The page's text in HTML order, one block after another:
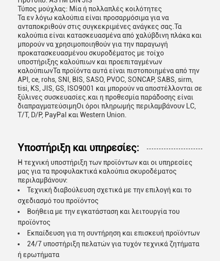
Τύπος μούχλας: Μία ή πολλαπλές κοιλότητες
Τα εν λόγω καλούπια είναι προσαρμόσιμα για να
ανταποκριθούν στις συγκεκριμένες ανάγκες σας.Τα
καλούπια είναι κατασκευασμένα από χαλύβδινη πλάκα και
μπορούν να χρησιμοποιηθούν για την παραγωγή
προκατασκευασμένου σκυροδέματος με τοίχο
υποστήριξης καλούπιων και προεπιταγμένων
καλούπιωνΤα προϊόντα αυτά είναι πιστοποιημένα από την
API, ce, rohs, SNI, BIS, SASO, PVOC, SONCAP, SABS, sirm,
tisi, KS, JIS, GS, ISO9001 και μπορούν να αποστέλλονται σε
ξύλινες συσκευασίες.και η προθεσμία παράδοσης είναι
διαπραγματεύσιμηΟι όροι πληρωμής περιλαμβάνουν LC,
T/T, D/P, PayPal και Western Union.
Υποστήριξη και υπηρεσίες:
Η τεχνική υποστήριξη των προϊόντων και οι υπηρεσίες
μας για τα προφυλακτικά καλούπια σκυροδέματος
περιλαμβάνουν:
Τεχνική διαβούλευση σχετικά με την επιλογή και το
σχεδιασμό του προϊόντος
Βοήθεια με την εγκατάσταση και λειτουργία του
προϊόντος
Εκπαίδευση για τη συντήρηση και επισκευή προϊόντων
24/7 υποστήριξη πελατών για τυχόν τεχνικά ζητήματα
ή ερωτήματα